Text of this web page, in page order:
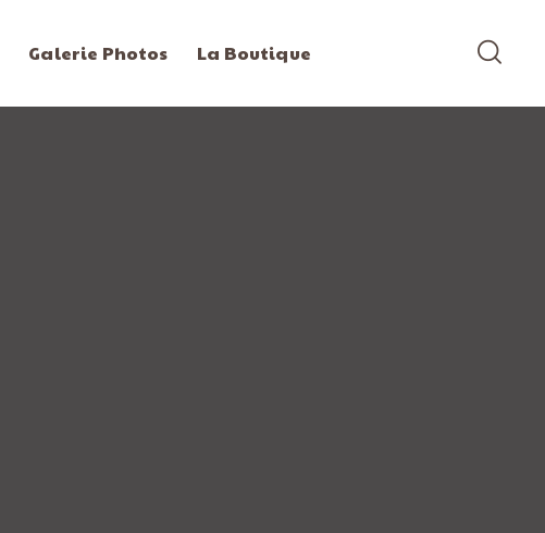
Galerie Photos La Boutique